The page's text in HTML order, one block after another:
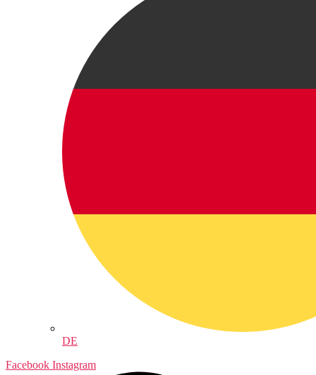
DE
Facebook Instagram